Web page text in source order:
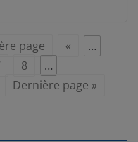
page «
…
8
…
Dernière page »